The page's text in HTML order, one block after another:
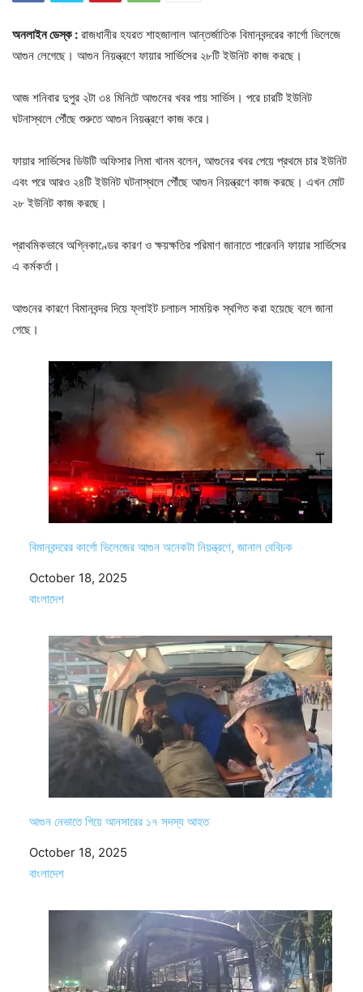
অনলাইন ডেস্ক : রাজধানীর হযরত শাহজালাল আন্তর্জাতিক বিমানবন্দরের কার্গো ভিলেজে
আগুন লেগেছে। আগুন নিয়ন্ত্রণে ফায়ার সার্ভিসের ২৮টি ইউনিট কাজ করছে।
আজ শনিবার দুপুর ২টা ৩৪ মিনিটে আগুনের খবর পায় সার্ভিস। পরে চারটি ইউনিট
ঘটনাস্থলে পৌঁছে শুরুতে আগুন নিয়ন্ত্রণে কাজ করে।
ফায়ার সার্ভিসের ডিউটি অফিসার লিমা খানম বলেন, আগুনের খবর পেয়ে প্রথমে চার ইউনিট
এবং পরে আরও ২৪টি ইউনিট ঘটনাস্থলে পৌঁছে আগুন নিয়ন্ত্রণে কাজ করছে। এখন মোট
২৮ ইউনিট কাজ করছে।
প্রাথমিকভাবে অগ্নিকাণ্ডের কারণ ও ক্ষয়ক্ষতির পরিমাণ জানাতে পারেননি ফায়ার সার্ভিসের
এ কর্মকর্তা।
আগুনের কারণে বিমানবন্দর দিয়ে ফ্লাইট চলাচল সাময়িক স্থগিত করা হয়েছে বলে জানা
গেছে।
বিমানবন্দরের কার্গো ভিলেজের আগুন অনেকটা নিয়ন্ত্রণে, জানাল বেবিচক
Date
October 18, 2025
In relation to
বাংলাদেশ
আগুন নেভাতে গিয়ে আনসারের ১৭ সদস্য আহত
Date
October 18, 2025
In relation to
বাংলাদেশ